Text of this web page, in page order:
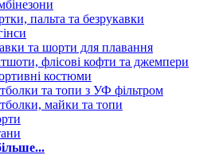
пальта та безрукавки
та шорти для плавання
флісові кофти та джемпери
костюми
та топи з УФ фільтром
майки та топи